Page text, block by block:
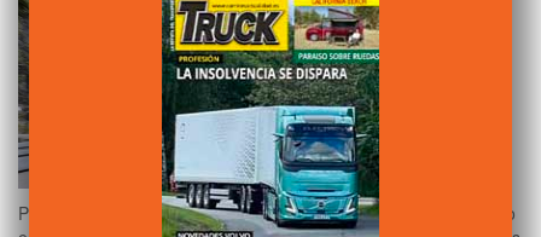
Por quinto año consecutivo,Volvo Trucksmantiene su liderazgo